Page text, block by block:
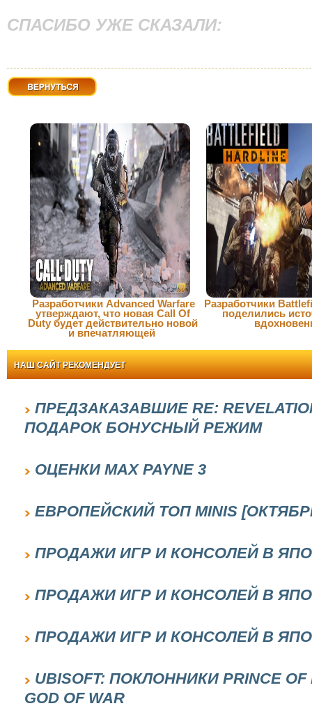
СПАСИБО УЖЕ СКАЗАЛИ:
Разработчики Advanced Warfare
утверждают, что новая Call Of
Duty будет действительно новой
и впечатляющей
Разработчики
поделились
НАШ САЙТ РЕКОМЕНДУЕТ
ПРЕДЗАКАЗАВШИЕ RE:
ПОДАРОК БОНУСНЫЙ РЕЖИМ
ОЦЕНКИ MAX PAYNE 3
ЕВРОПЕЙСКИЙ ТОП MINIS
ПРОДАЖИ ИГР И КОНСОЛЕЙ В
ПРОДАЖИ ИГР И КОНСОЛЕЙ В
ПРОДАЖИ ИГР И КОНСОЛЕЙ В
UBISOFT: ПОКЛОННИКИ PRINCE
GOD OF WAR